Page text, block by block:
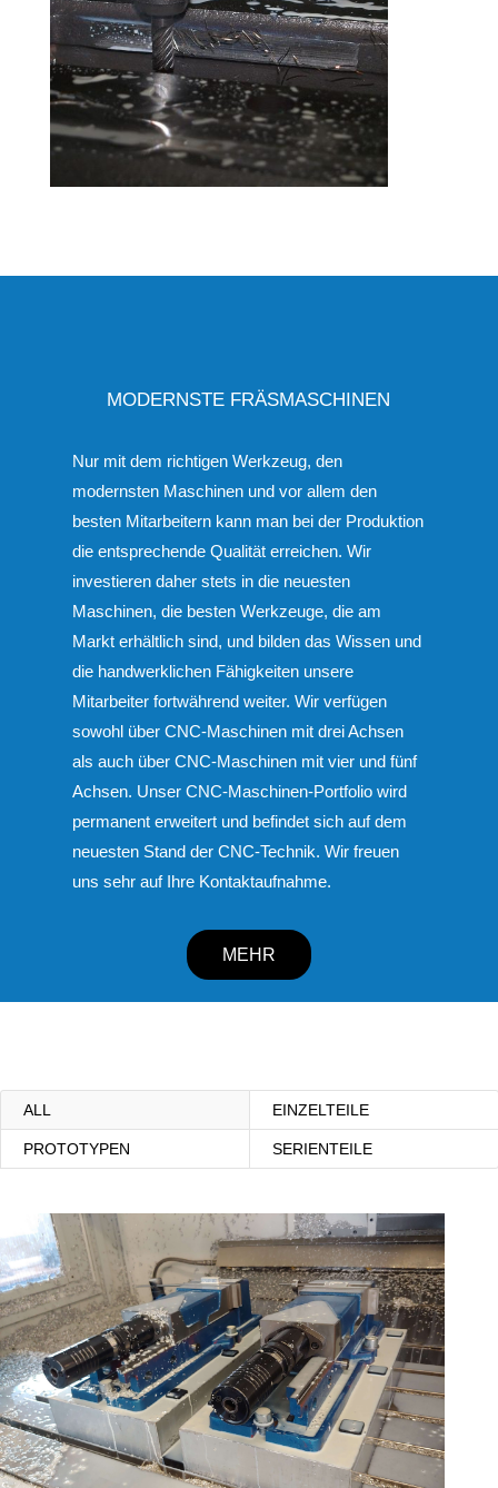
MODERNSTE FRÄSMASCHINEN
Nur mit dem richtigen Werkzeug, den
modernsten Maschinen und vor allem den
besten Mitarbeitern kann man bei der Produktion
die entsprechende Qualität erreichen. Wir
investieren daher stets in die neuesten
Maschinen, die besten Werkzeuge, die am
Markt erhältlich sind, und bilden das Wissen und
die handwerklichen Fähigkeiten unsere
Mitarbeiter fortwährend weiter. Wir verfügen
sowohl über CNC-Maschinen mit drei Achsen
als auch über CNC-Maschinen mit vier und fünf
Achsen. Unser CNC-Maschinen-Portfolio wird
permanent erweitert und befindet sich auf dem
neuesten Stand der CNC-Technik. Wir freuen
uns sehr auf Ihre Kontaktaufnahme.
MEHR
ALL EINZELTEILE
PROTOTYPEN SERIENTEILE